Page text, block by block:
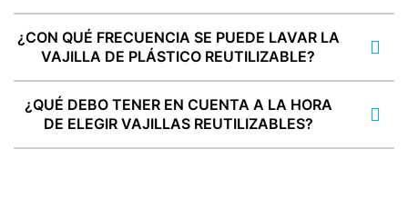
¿CON QUÉ FRECUENCIA SE PUEDE LAVAR LA
VAJILLA DE PLÁSTICO REUTILIZABLE?
¿QUÉ DEBO TENER EN CUENTA A LA HORA
DE ELEGIR VAJILLAS REUTILIZABLES?